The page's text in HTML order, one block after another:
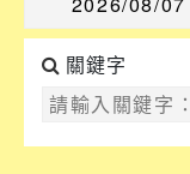
關鍵字